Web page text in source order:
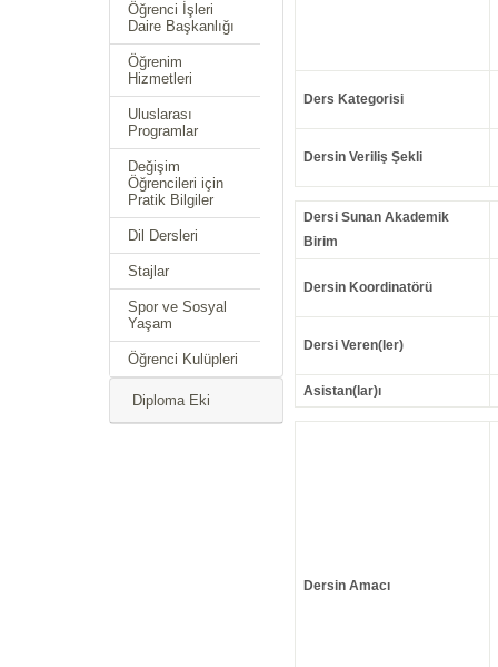
Öğrenci İşleri
Daire Başkanlığı
Öğrenim
Hizmetleri
Uluslarası
Programlar
Değişim
Öğrencileri için
Pratik Bilgiler
Dil Dersleri
Stajlar
Spor ve Sosyal
Yaşam
Öğrenci Kulüpleri
Diploma Eki
Ders Kategorisi
Dersin Veriliş Şekli
Dersi Sunan Akademik
Birim
Dersin Koordinatörü
Dersi Veren(ler)
Asistan(lar)ı
Dersin Amacı